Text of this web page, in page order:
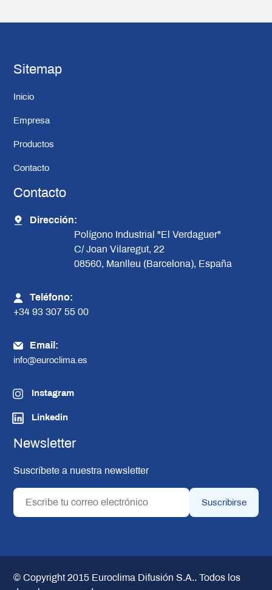
Sitemap
Inicio
Empresa
Productos
Contacto
Contacto
Dirección:
Polígono Industrial "El Verdaguer"
C/ Joan Vilaregut, 22
08560, Manlleu (Barcelona), España
Teléfono:
+34 93 307 55 00
Email:
info@euroclima.es
Instagram
Linkedin
Newsletter
Suscríbete a nuestra newsletter
© Copyright 2015 Euroclima Difusión S.A.. Todos los